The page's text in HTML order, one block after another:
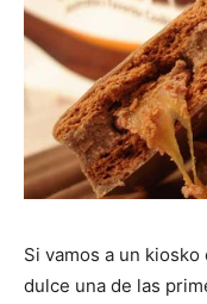
Si vamos a un
dulce una de las